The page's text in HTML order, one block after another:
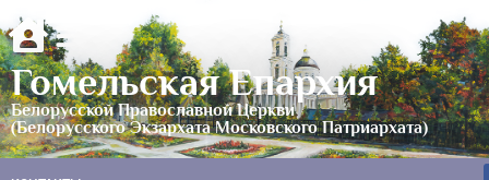
Гомельская Епархия
Белорусской Православной Церкви
(Белорусского Экзархата Московского Патриархата)